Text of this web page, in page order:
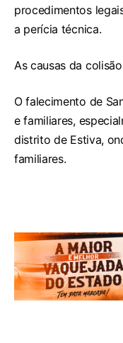
procedimentos
a perícia técnica.
As causas da
O falecimento de
e familiares,
distrito de Estiva,
familiares.